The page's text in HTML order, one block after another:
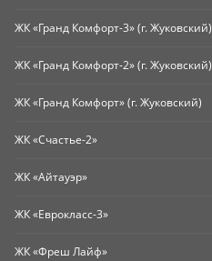
ЖК «Гранд Комфорт-3» (г. Жуковский)
ЖК «Гранд Комфорт-2» (г. Жуковский)
ЖК «Гранд Комфорт» (г. Жуковский)
ЖК «Счастье-2»
ЖК «Айтауэр»
ЖК «Еврокласс-3»
ЖК «Фреш Лайф»